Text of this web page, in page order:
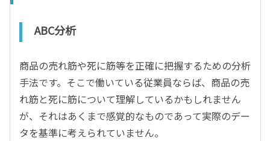
ABC分析
商品の売れ筋や死に筋等を正確に把握するための分析
手法です。そこで働いている従業員ならば、商品の売
れ筋と死に筋について理解しているかもしれません
が、それはあくまで感覚的なものであって実際のデー
タを基準に考えられていません。